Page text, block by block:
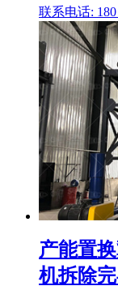
联系电话: 180
产能置
机拆除